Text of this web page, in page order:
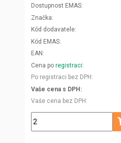
Dostupnost EMAS
Značka
Kód dodavatele
Kód EMAS
EAN
Cena po registraci
Po registraci bez DPH
Vaše cena s DPH
Vaše cena bez DPH